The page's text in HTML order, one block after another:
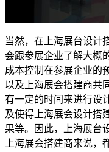
当然，在上海展台设计
会跟参展企业了解大概
成本控制在参展企业的
以及上海展会搭建商共
有一定的时间来进行设
及使得上海展会设计搭
果等。因此，上海展台
上海展会搭建商来说，